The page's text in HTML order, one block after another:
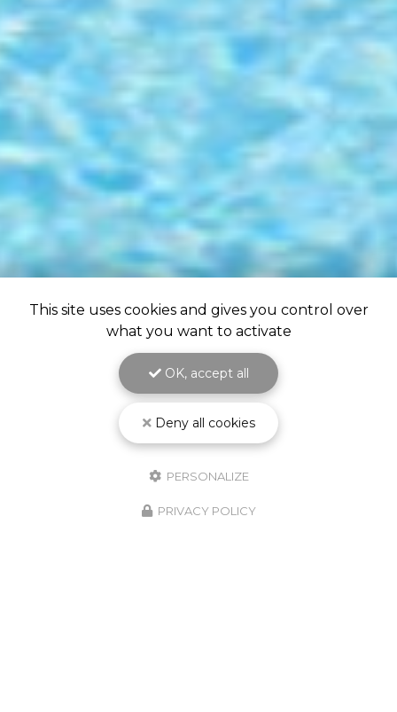
This site uses cookies and gives you control over
what you want to activate
OK, accept all
Deny all cookies
PERSONALIZE
PRIVACY POLICY